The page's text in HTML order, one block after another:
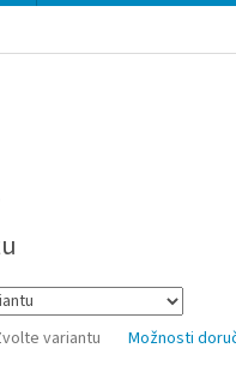
variantu Možnosti